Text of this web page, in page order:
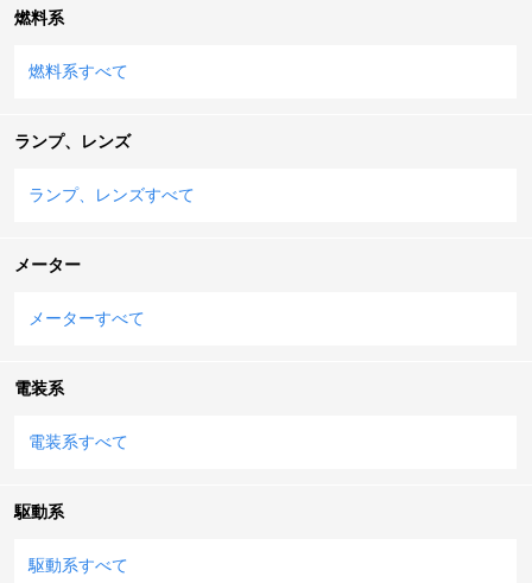
燃料系
燃料系すべて
ランプ、レンズ
ランプ、レンズすべて
メーター
メーターすべて
電装系
電装系すべて
駆動系
駆動系すべて